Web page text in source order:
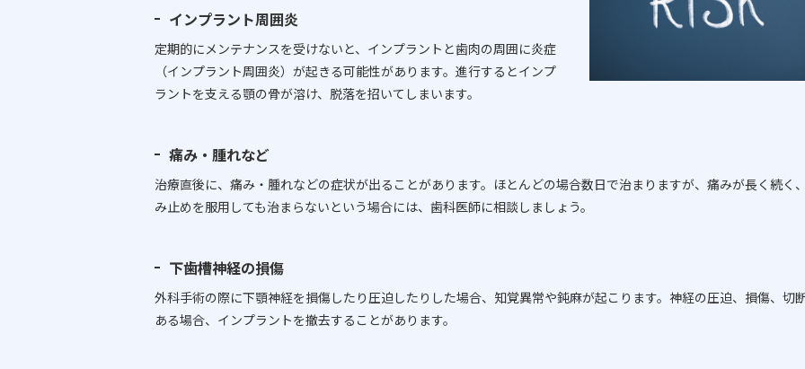
インプラント周囲炎
定期的にメンテナンスを受けないと、インプラントと歯肉の周囲に炎症
（インプラント周囲炎）が起きる可能性があります。進行するとインプ
ラントを支える顎の骨が溶け、脱落を招いてしまいます。
痛み・腫れなど
治療直後に、痛み・腫れなどの症状が出ることがあります。ほとんどの場合数日で治まりますが、痛みが長く続く
み止めを服用しても治まらないという場合には、歯科医師に相談しましょう。
下歯槽神経の損傷
外科手術の際に下顎神経を損傷したり圧迫したりした場合、知覚異常や鈍麻が起こります。神経の圧迫、損傷、切
ある場合、インプラントを撤去することがあります。